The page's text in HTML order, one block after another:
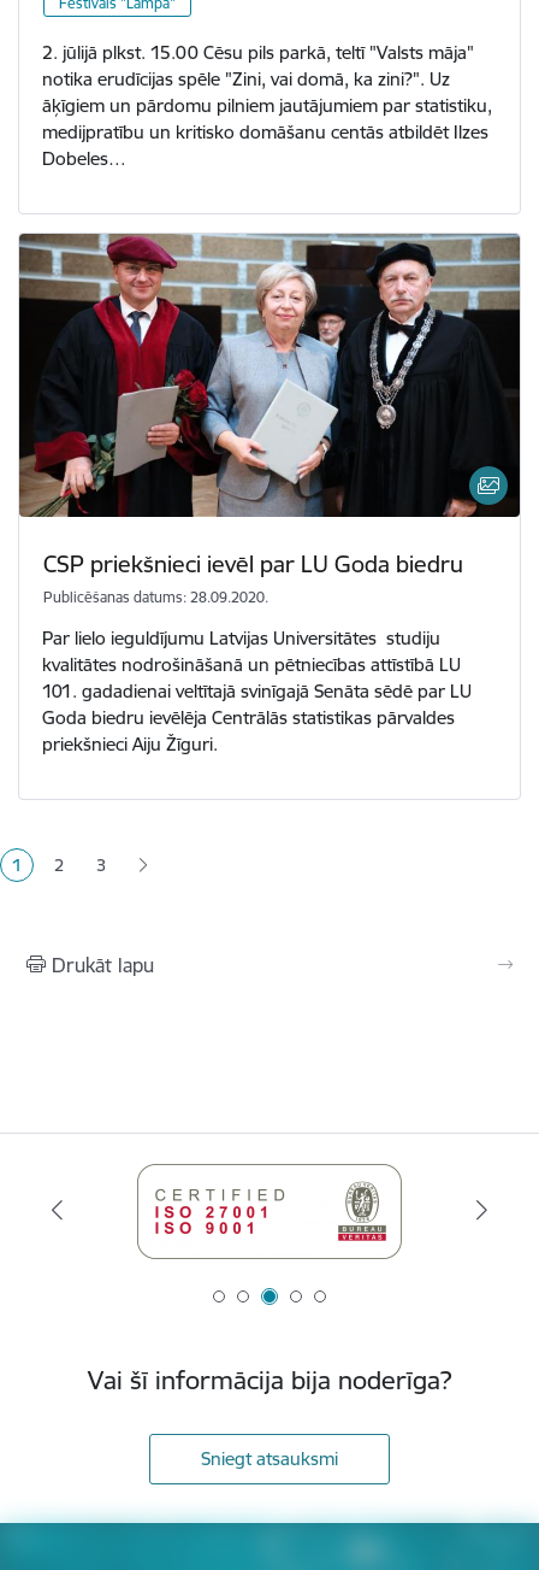
2. jūlijā plkst. 15.00 Cēsu pils parkā, teltī "Valsts māja"
notika erudīcijas spēle "Zini, vai domā, ka zini?". Uz
āķīgiem un pārdomu pilniem jautājumiem par statistiku,
medijpratību un kritisko domāšanu centās atbildēt Ilzes
Dobeles…
CSP priekšnieci ievēl par LU Goda biedru
Publicēšanas datums: 28.09.2020.
Par lielo ieguldījumu Latvijas Universitātes studiju
kvalitātes nodrošināšanā un pētniecības attīstībā LU
101. gadadienai veltītajā svinīgajā Senāta sēdē par LU
Goda biedru ievēlēja Centrālās statistikas pārvaldes
priekšnieci Aiju Žīguri.
Pašreizējā lapa
1 Lapa
2 Lapa
3
Drukāt lapu
Vai šī informācija bija noderīga?
Sniegt atsauksmi